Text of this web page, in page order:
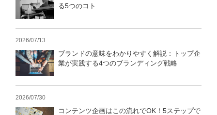
る5つのコト
2026/07/13
ブランドの意味をわかりやすく解説：トップ企
業が実践する4つのブランディング戦略
2026/07/30
コンテンツ企画はこの流れでOK！5ステップで